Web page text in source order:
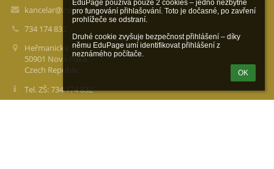
EduPage používá pouze 2 cookies – jedno nezbytné
pro fungování přihlašování. Toto je dočasné, po zavření
prohlížeče se odstraní.
Druhé cookie zvyšuje bezpečnost přihlášení – díky
němu EduPage umí identifikovat přihlášení z
neznámého počítače.
OK
kancelar@zsmsbrana.cz
734 174 832
Heřmanická 340
50901 Nová Paka
Czech Republic
Tel. ZŠ: 734 174 832